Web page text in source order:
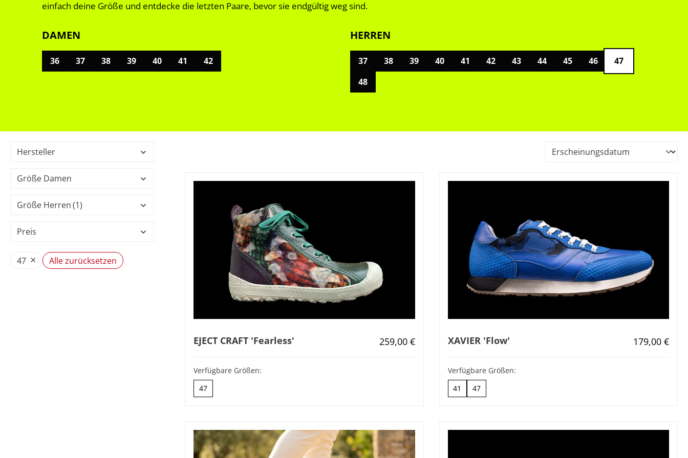
einfach deine Größe und entdecke die letzten Paare, bevor sie endgültig weg sind.
DAMEN
36 37 38 39 40 41 42
HERREN
37 38 39 40 41 42 43 44 45 46
47
48
Hersteller
Größe Damen
Größe Herren(1)
Preis
47 × Alle zurücksetzen
EJECT CRAFT 'Fearless' Regulärer Preis:
259,00 €
Verfügbare Größen:
47
XAVIER 'Flow' Regulärer
179,00 €
Verfügbare Größen:
41
47